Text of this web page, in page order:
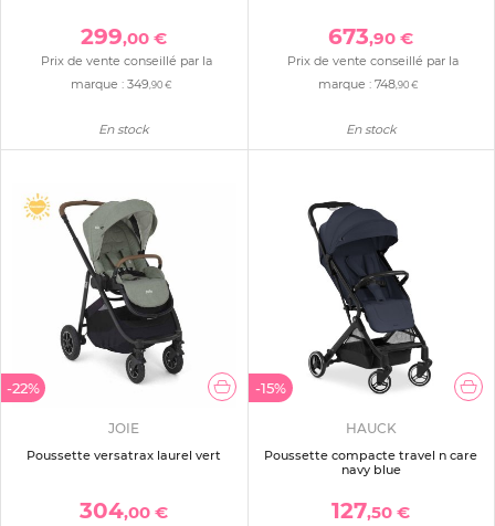
299,00 €
Prix de vente conseillé par la
marque :349,90 €
En stock
673,90 €
Prix de vente conseillé par la
marque :748,90 €
En stock
-22%
JOIE
Poussette versatrax laurel vert
304,00 €
-15%
HAUCK
Poussette compacte travel n care
navy blue
127,50 €